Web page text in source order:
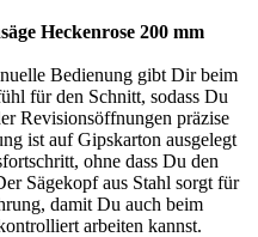
Heckenrose 200 mm
Bedienung gibt Dir beim
für den Schnitt, sodass Du
Revisionsöffnungen präzise
ist auf Gipskarton ausgelegt
ohne dass Du den
Sägekopf aus Stahl sorgt für
damit Du auch beim
arbeiten kannst.